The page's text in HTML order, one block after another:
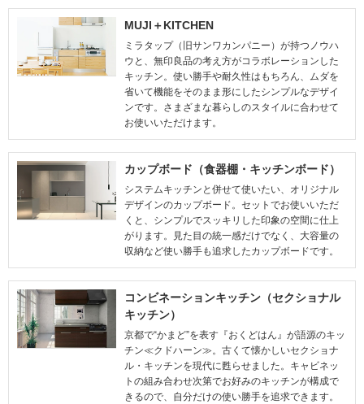
MUJI＋KITCHEN
ミラタップ（旧サンワカンパニー）が持つノウハ
ウと、無印良品の考え方がコラボレーションした
キッチン。使い勝手や耐久性はもちろん、ムダを
省いて機能をそのまま形にしたシンプルなデザイ
ンです。さまざまな暮らしのスタイルに合わせて
お使いいただけます。
カップボード（食器棚・キッチンボード）
システムキッチンと併せて使いたい、オリジナル
デザインのカップボード。セットでお使いいただ
くと、シンプルでスッキリした印象の空間に仕上
がります。見た目の統一感だけでなく、大容量の
収納など使い勝手も追求したカップボードです。
コンビネーションキッチン（セクショナル
キッチン）
京都で“かまど”を表す『おくどはん』が語源のキッ
チン≪クドハーン≫。古くて懐かしいセクショナ
ル・キッチンを現代に甦らせました。キャビネッ
トの組み合わせ次第でお好みのキッチンが構成で
きるので、自分だけの使い勝手を追求できます。